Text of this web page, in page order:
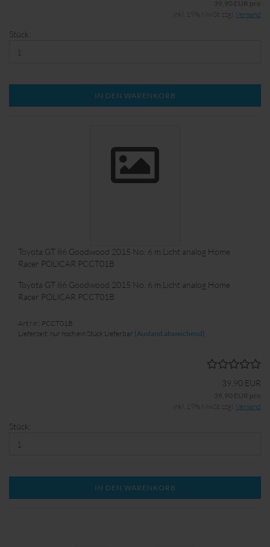
39,90 EUR pro
inkl. 19% MwSt. zzgl. Versand
Stück:
IN DEN WARENKORB
Toyota GT 86 Goodwood 2015 No. 6 m.Licht analog Home
Racer POLICAR PCCT01B
Toyota GT 86 Goodwood 2015 No. 6 m.Licht analog Home
Racer POLICAR PCCT01B
Art.Nr.: PCCT01B
Lieferzeit: nur noch ein Stück Lieferbar (Ausland abweichend)
39,90 EUR
39,90 EUR pro
inkl. 19% MwSt. zzgl. Versand
Stück:
IN DEN WARENKORB